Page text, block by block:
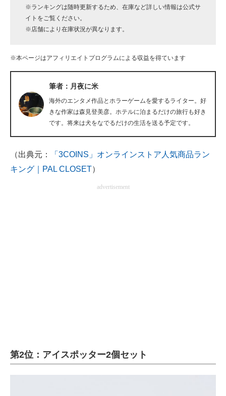
経営リーダーのコミュニティ
ITエンジニア向け専門サイト
IT製品の技術・比較・事例
製造業のIT導入・活用を支援
エレクトロニクス専門サイト
※ランキングは随時更新するため、在庫など詳しい情報は公式サ
イトをご覧ください。
※店舗により在庫状況が異なります。
※本ページはアフィリエイトプログラムによる収益を得ています
筆者：月夜に米
海外のエンタメ作品とホラーゲームを愛するライター。好
きな作家は森見登美彦。ホテルに泊まるだけの旅行も好き
です。将来は犬をなでるだけの生活を送る予定です。
（出典元：
「3COINS」オンラインストア人気商品ラン
キング｜PAL CLOSET）
advertisement
第2位：アイスポッター2個セット